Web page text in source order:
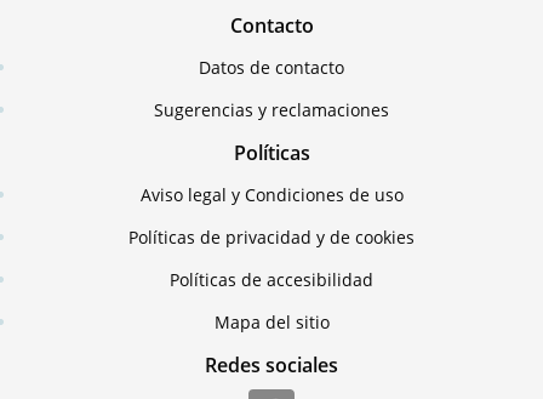
Contacto
Datos de contacto
Sugerencias y reclamaciones
Políticas
Aviso legal y Condiciones de uso
Políticas de privacidad y de cookies
Políticas de accesibilidad
Mapa del sitio
Redes sociales